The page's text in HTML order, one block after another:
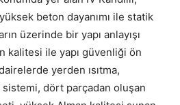
beton dayanımı ile statik
üzerinde bir yapı anlayışı
kalitesi ile yapı güvenliği ön
yerden ısıtma,
sistemi, dört parçadan oluşan